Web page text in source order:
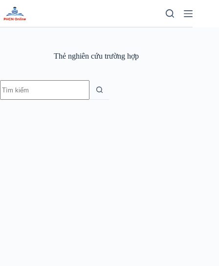
đến
phần
nội
Thẻ nghiên cứu trường hợp
Không
có